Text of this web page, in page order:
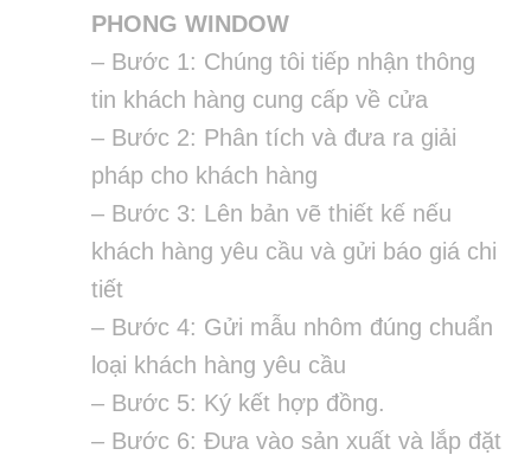
PHONG WINDOW
– Bước 1: Chúng tôi tiếp nhận thông
tin khách hàng cung cấp về cửa
– Bước 2: Phân tích và đưa ra giải
pháp cho khách hàng
– Bước 3: Lên bản vẽ thiết kế nếu
khách hàng yêu cầu và gửi báo giá chi
tiết
– Bước 4: Gửi mẫu nhôm đúng chuẩn
loại khách hàng yêu cầu
– Bước 5: Ký kết hợp đồng.
– Bước 6: Đưa vào sản xuất và lắp đặt